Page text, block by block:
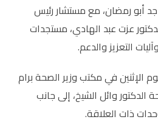
أبو رمضان، مع مستشار رئيس
عزت عبد الهادي، مستجدات
التعزيز والدعم.
الإثنين في مكتب وزير الصحة برام
الدكتور وائل الشيخ، إلى جانب
ذات العلاقة.